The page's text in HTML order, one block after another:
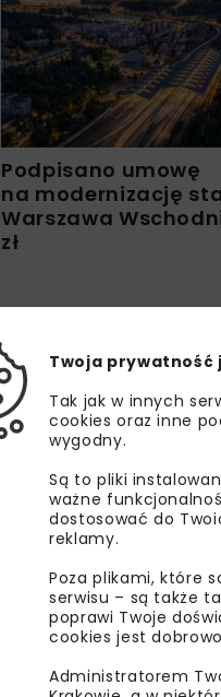
Podpisano umowę
na modernizację
Warszawa
zł
GEOINŻYNIERIA
Twoja prywatność
Tak jak w innych
cookies oraz inne
wygodny.
Są to pliki
ważne
dostosować do
reklamy.
Poza plikami, które
serwisu – są także
poprawi Twoje
cookies jest
Administratorem